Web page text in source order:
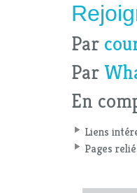
Par
Par
En
Liens
Pages